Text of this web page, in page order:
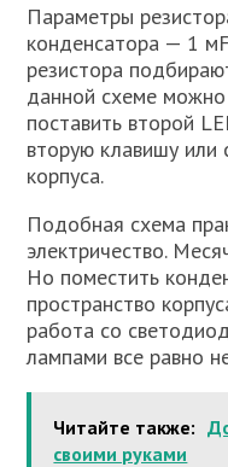
Параметры
конденсатора — 1
резистора
данной схеме
поставить второй
вторую клавишу
корпуса.
Подобная схема
электричество.
Но поместить
пространство
работа со
лампами все равно
Читайте также:
своими руками